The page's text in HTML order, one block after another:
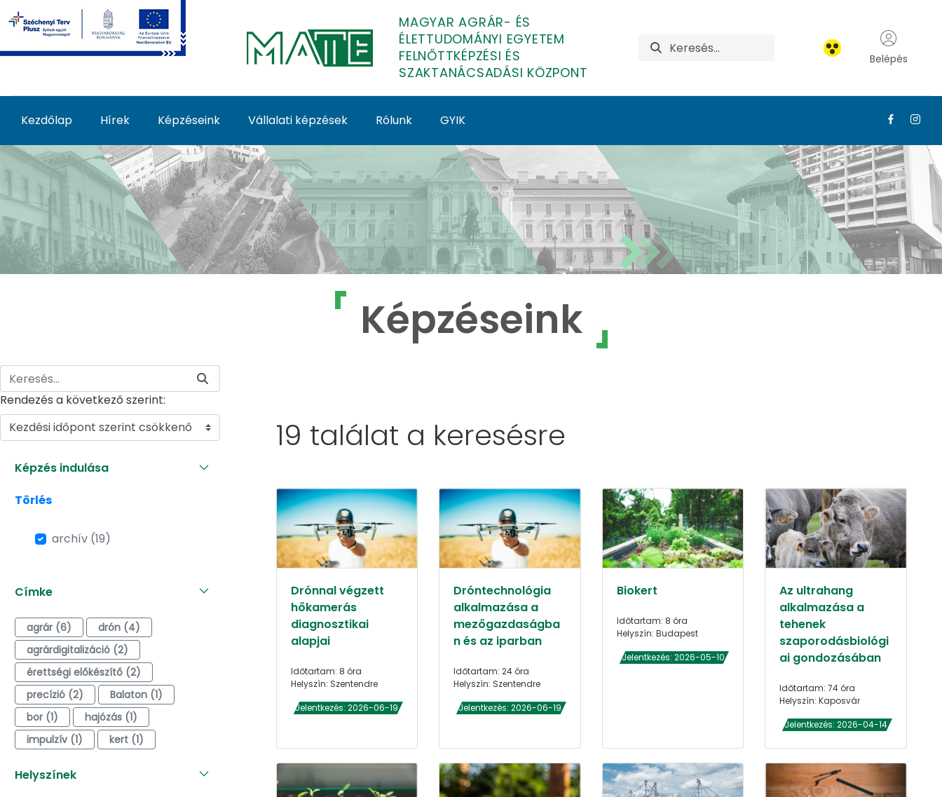
Ugrás a fő tartalomhoz
MAGYAR AGRÁR- ÉS
ÉLETTUDOMÁNYI EGYETEM
FELNŐTTKÉPZÉSI ÉS
SZAKTANÁCSADÁSI KÖZPONT
Belépés
Kezdőlap Hírek Képzéseink Vállalati képzések Rólunk GYIK
Képzéseink - MATE Felnőttképzés
Képzéseink
Rendezés a következő szerint:
Kezdési időpont szerint csökkenő
Képzés indulása
Törlés
archív (19)
Címke
agrár (6)
drón (4)
agrárdigitalizáció (2)
érettségi előkészítő (2)
precízió (2)
Balaton (1)
bor (1)
hajózás (1)
impulzív (1)
kert (1)
Helyszínek
19 találat a keresésre
Drónnal végzett
hőkamerás
diagnosztikai
alapjai
Időtartam: 8 óra
Helyszín: Szentendre
Jelentkezés: 2026-06-19
Dróntechnológia
alkalmazása a
mezőgazdaságba
n és az iparban
Időtartam: 24 óra
Helyszín: Szentendre
Jelentkezés: 2026-06-19
Biokert
Időtartam: 8 óra
Helyszín: Budapest
Jelentkezés: 2026-05-10
Az ultrahang
alkalmazása a
tehenek
szaporodásbiológi
ai gondozásában
Időtartam: 74 óra
Helyszín: Kaposvár
Jelentkezés: 2026-04-14